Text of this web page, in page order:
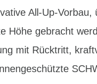
All-Up-
Höhe gebracht
mit Rücktritt,